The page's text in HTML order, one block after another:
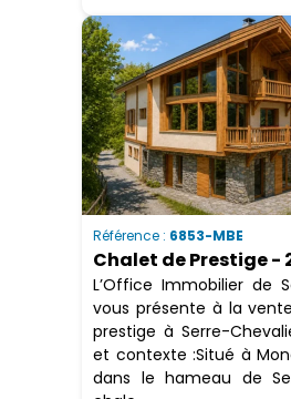
Référence : 6853-MBE
Chalet de Prestige -
L’Office Immobilier de
vous présente à la
prestige à Serre-
et contexte :Situé à
dans le hameau de